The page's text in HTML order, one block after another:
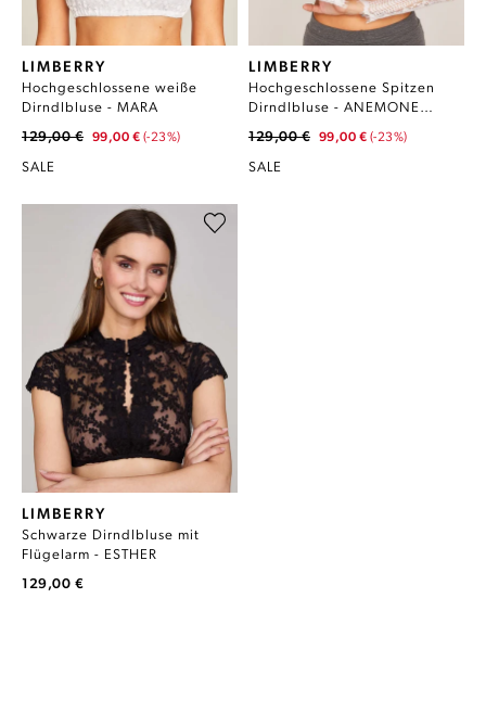
LIMBERRY
Hochgeschlossene weiße
Dirndlbluse - MARA
129,00 € 99,00 € (-23%)
SALE
LIMBERRY
Hochgeschlossene Spitzen
Dirndlbluse - ANEMONE
129,00 € 99,00 € (-23%)
SALE
LIMBERRY
Schwarze Dirndlbluse mit
Flügelarm - ESTHER
129,00 €